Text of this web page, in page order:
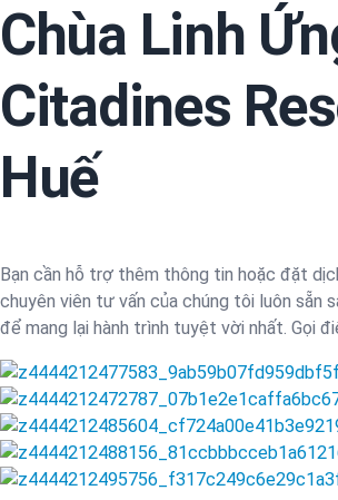
Chùa Linh
Citadines
Huế
Bạn cần hỗ trợ thêm thông tin hoặc đặt
chuyên viên tư vấn của chúng tôi luôn sẵn
để mang lại hành trình tuyệt vời nhất. Gọi